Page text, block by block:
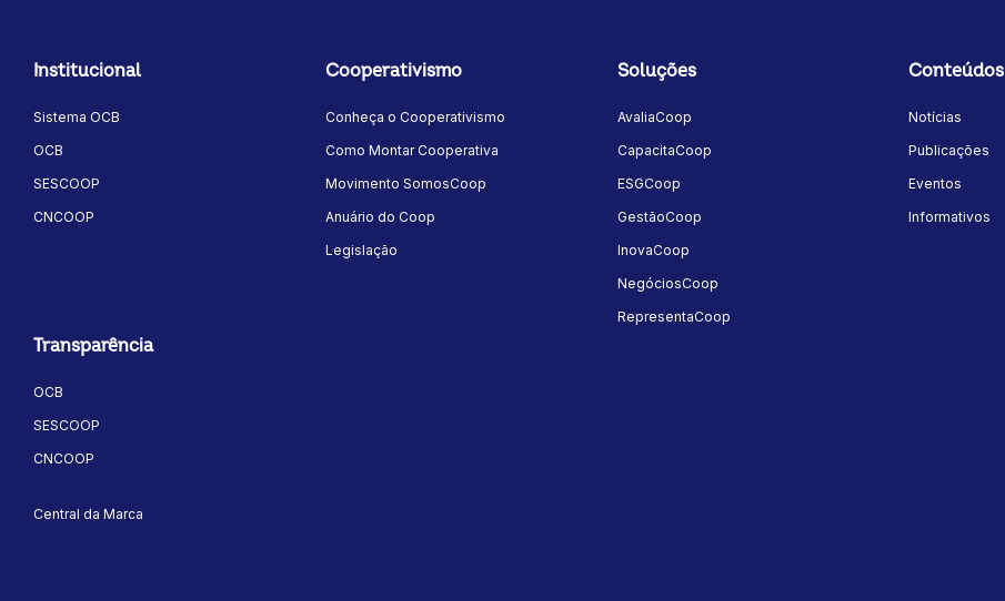
Institucional
Sistema OCB
OCB
SESCOOP
CNCOOP
Cooperativismo
Conheça o Cooperativismo
Como Montar Cooperativa
Movimento SomosCoop
Anuário do Coop
Legislação
Soluções
AvaliaCoop
CapacitaCoop
ESGCoop
GestãoCoop
InovaCoop
NegóciosCoop
RepresentaCoop
Conteúdos
Notícias
Publicações
Eventos
Informativos
Transparência
OCB
SESCOOP
CNCOOP
Central da Marca